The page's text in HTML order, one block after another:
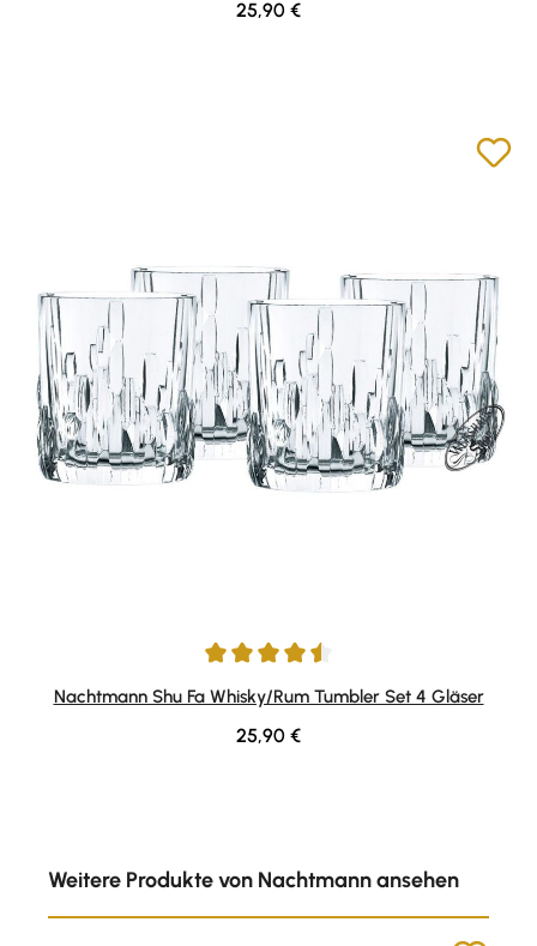
Regulärer Preis:
25,90 €
Durchschnittliche Bewertung von 4.5 von 5 Sternen
Nachtmann Shu Fa Whisky/Rum Tumbler Set 4 Gläser
Regulärer Preis:
25,90 €
Weitere Produkte von Nachtmann ansehen